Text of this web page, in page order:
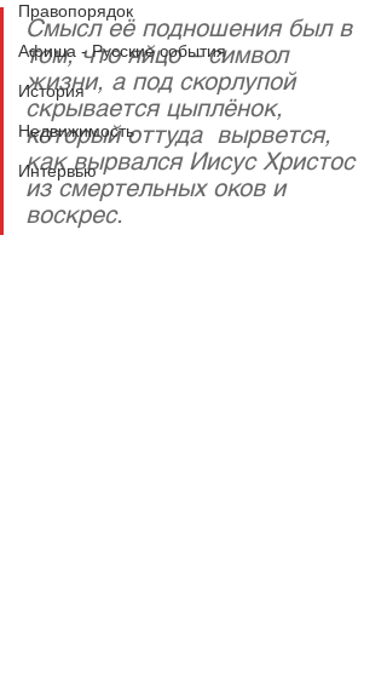
Правопорядок
Афиша - Русские события
История
Недвижимость
Интервью
Смысл её подношения был в
том, что яйцо – символ
жизни, а под скорлупой
скрывается цыплёнок,
который оттуда  вырвется,
как вырвался Иисус Христос
из смертельных оков и
воскрес.